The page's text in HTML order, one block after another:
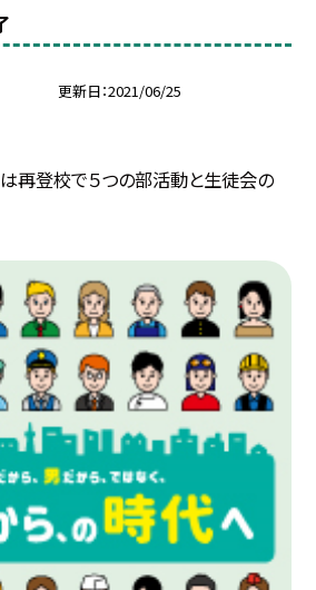
更新日 2021/06/25
再登校で５つの部活動と生徒会の